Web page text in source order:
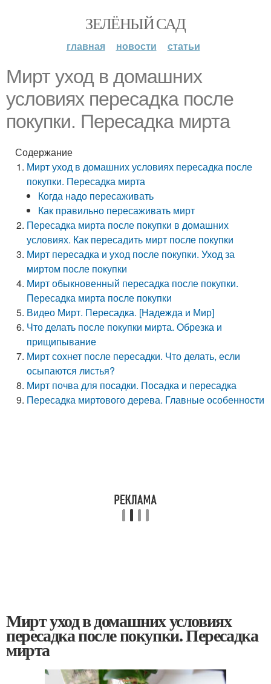
ЗЕЛЁНЫЙ САД
главная новости статьи
Мирт уход в домашних
условиях пересадка после
покупки. Пересадка мирта
Содержание
Мирт уход в домашних условиях пересадка после
покупки. Пересадка мирта
Когда надо пересаживать
Как правильно пересаживать мирт
Пересадка мирта после покупки в домашних
условиях. Как пересадить мирт после покупки
Мирт пересадка и уход после покупки. Уход за
миртом после покупки
Мирт обыкновенный пересадка после покупки.
Пересадка мирта после покупки
Видео Мирт. Пересадка. [Надежда и Мир]
Что делать после покупки мирта. Обрезка и
прищипывание
Мирт сохнет после пересадки. Что делать, если
осыпаются листья?
Мирт почва для посадки. Посадка и пересадка
Пересадка миртового дерева. Главные особенности
Мирт уход в домашних условиях
пересадка после покупки. Пересадка
мирта